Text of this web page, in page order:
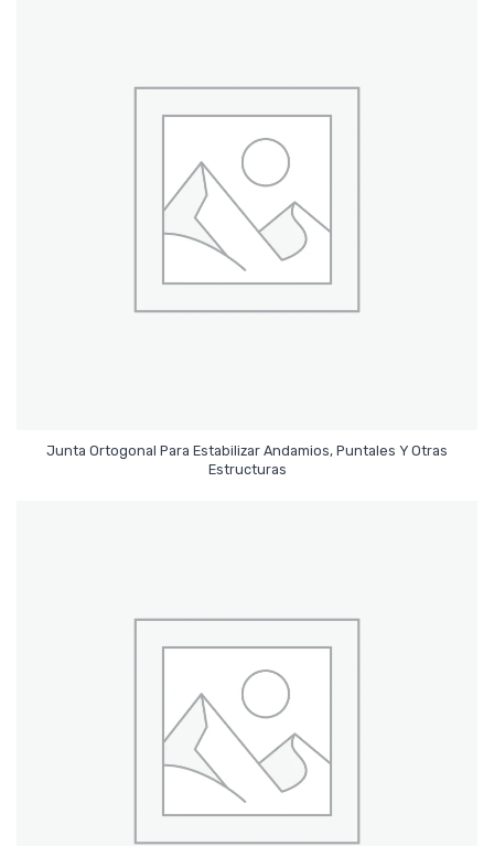
Junta Ortogonal Para Estabilizar Andamios, Puntales Y Otras
Estructuras
Leer Más